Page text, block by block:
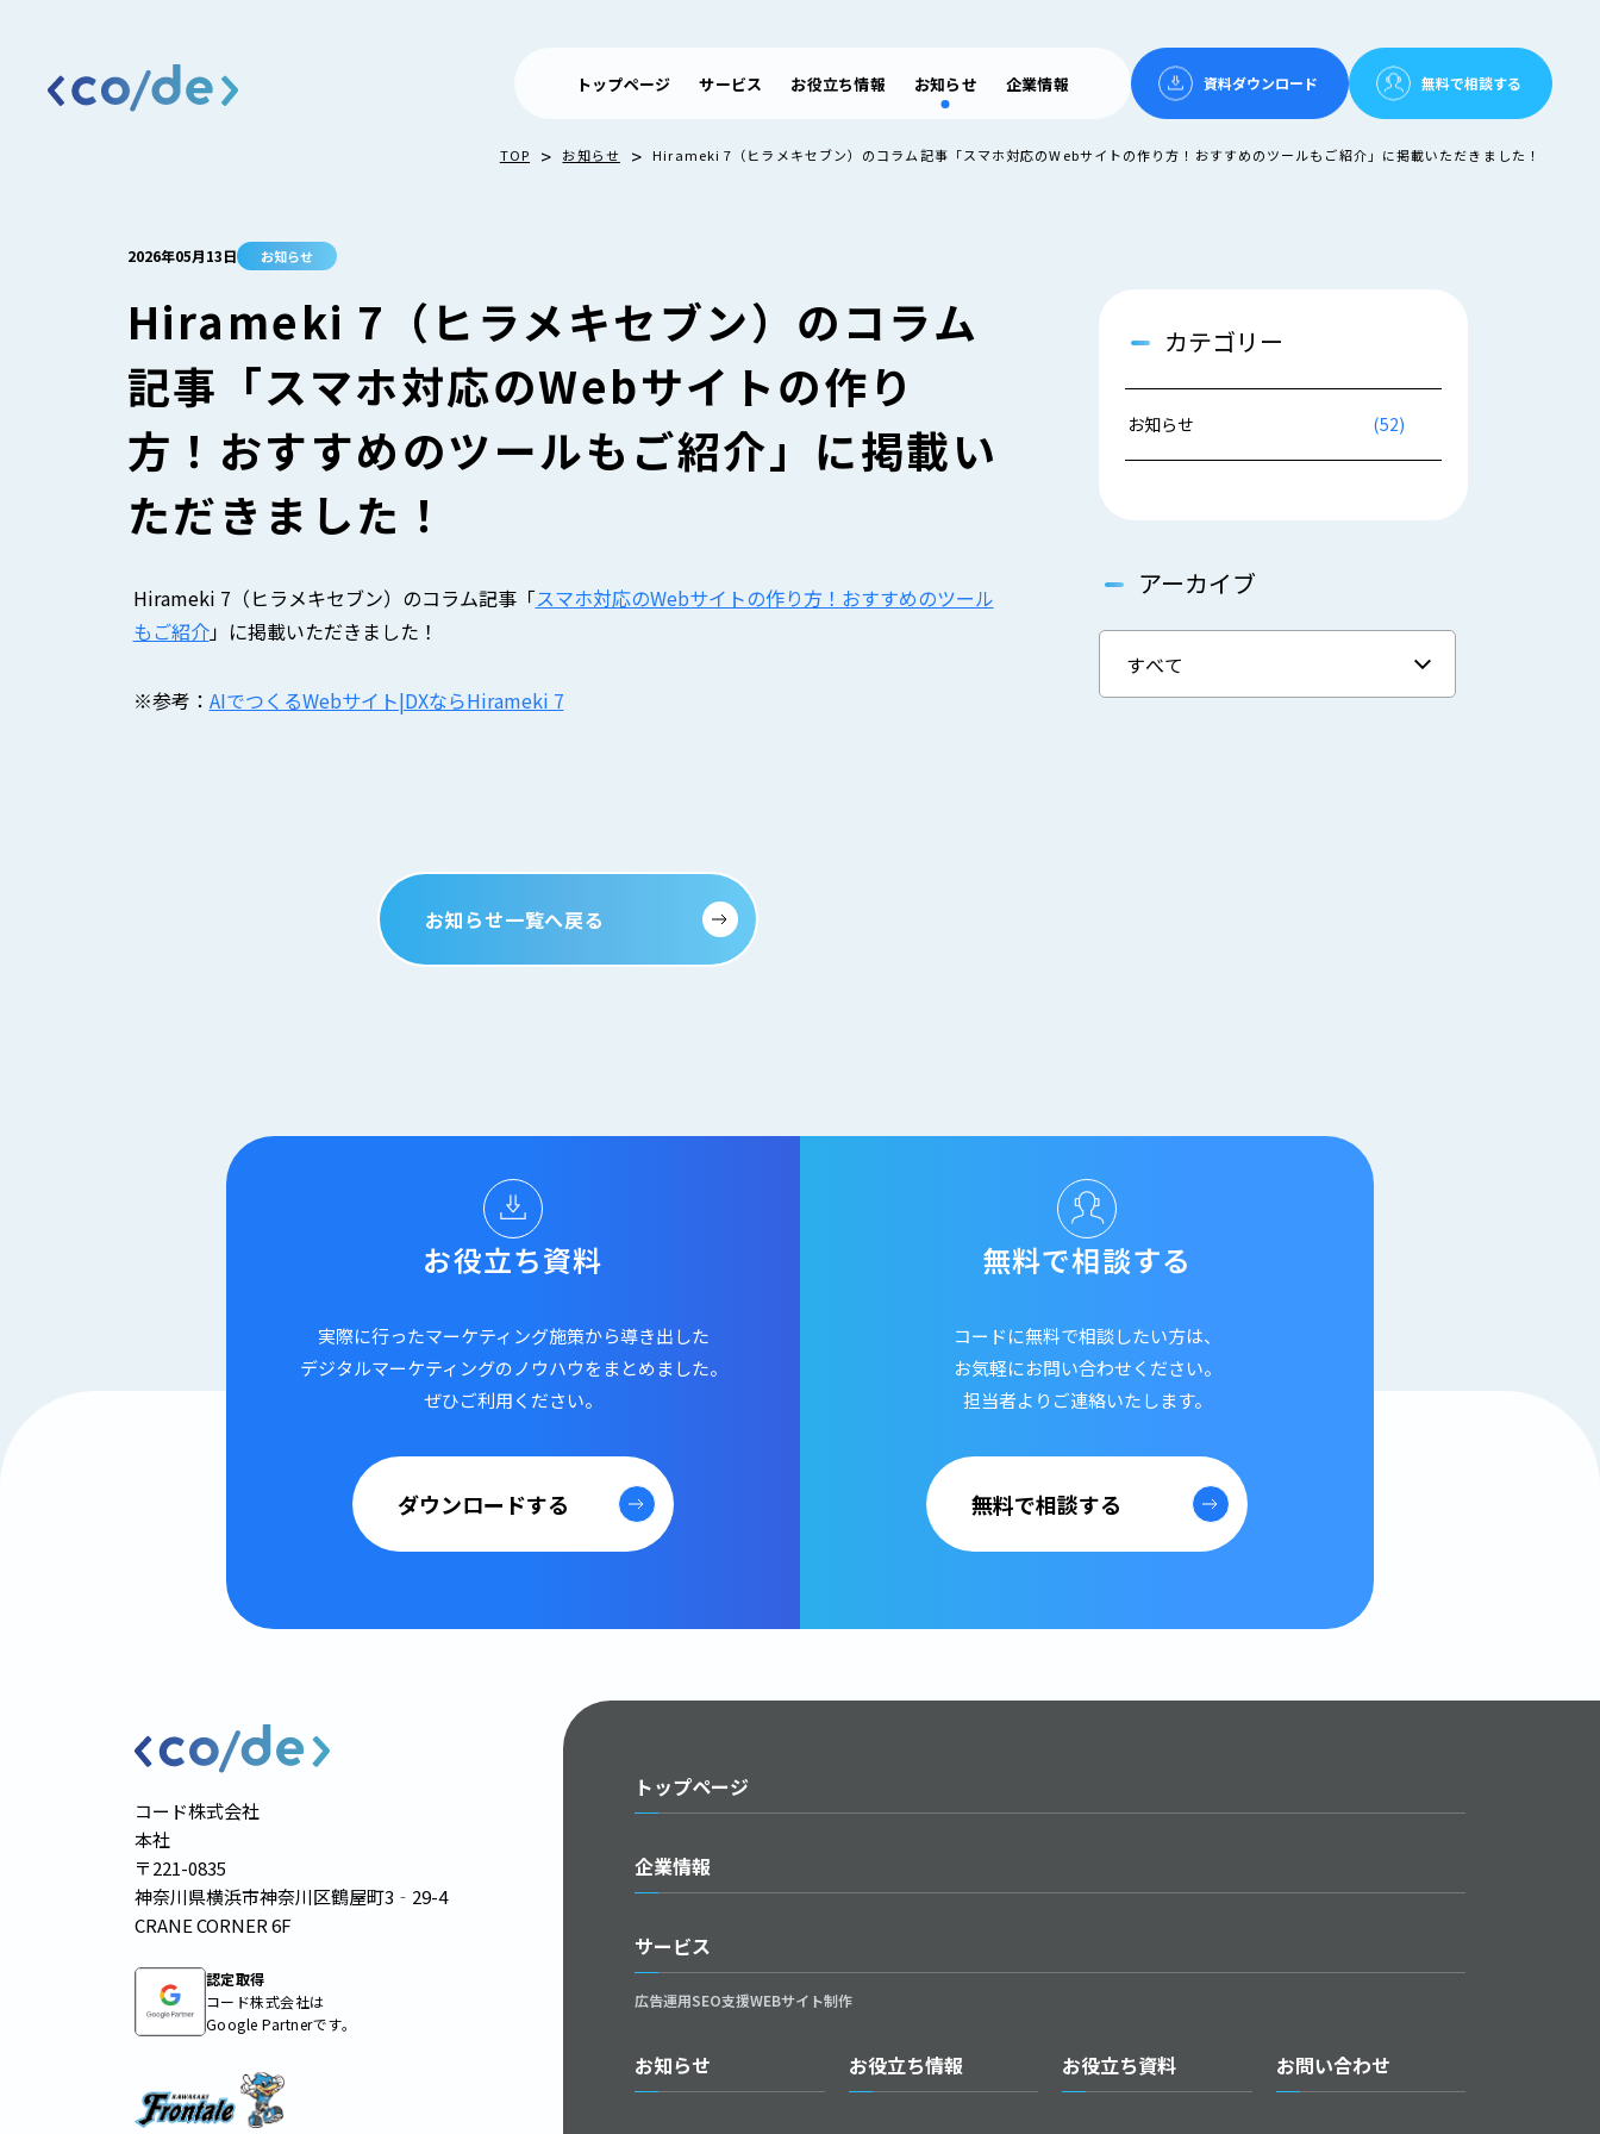
トップページ サービス お役立ち情報 お知らせ 企業情報 資料ダウンロード 無料で相談する
TOP > お知らせ > Hirameki 7（ヒラメキセブン）のコラム記事「スマホ対応のWebサイトの作り方！おすすめのツールもご紹介」に掲載いただきました！
2026年05月13日 お知らせ
Hirameki 7（ヒラメキセブン）のコラム
記事「スマホ対応のWebサイトの作り
方！おすすめのツールもご紹介」に掲載い
ただきました！
Hirameki 7（ヒラメキセブン）のコラム記事「スマホ対応のWebサイトの作り方！おすすめのツール
もご紹介」に掲載いただきました！
※参考： AIでつくるWebサイト|DXならHirameki 7
お知らせ一覧へ戻る
カテゴリー
お知らせ (52)
アーカイブ
お役立ち資料
実際に行ったマーケティング施策から導き出した
デジタルマーケティングのノウハウをまとめました。
ぜひご利用ください。
ダウンロードする
無料で相談する
コードに無料で相談したい方は、
お気軽にお問い合わせください。
担当者よりご連絡いたします。
無料で相談する
コード株式会社
本社
〒221-0835
神奈川県横浜市神奈川区鶴屋町3‐29-4
CRANE CORNER 6F
認定取得
コード株式会社は
Google Partnerです。
トップページ
企業情報
サービス
広告運用SEO支援WEBサイト制作
お知らせ お役立ち情報 お役立ち資料 お問い合わせ